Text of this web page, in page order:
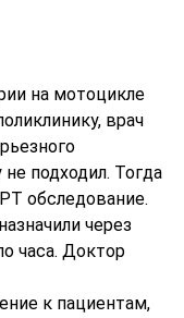
на мотоцикле
врач
подходил. Тогда
обследование.
через
часа. Доктор
к пациентам,